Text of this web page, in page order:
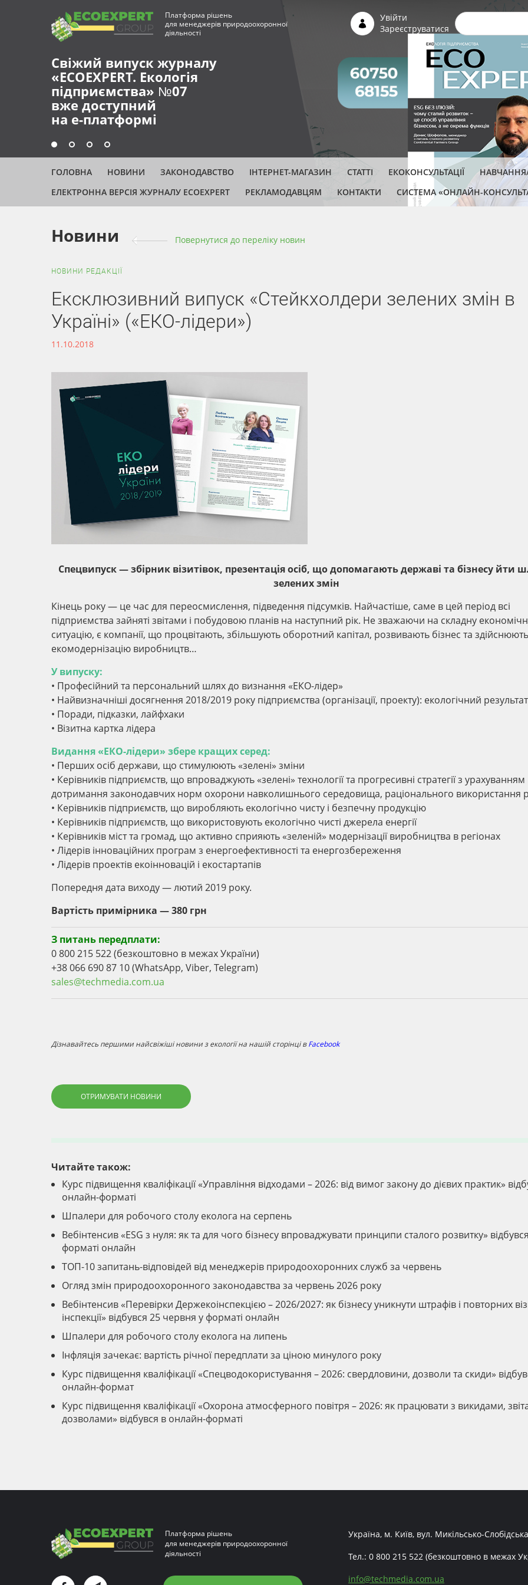
Свіжий випуск журналу
«ECOEXPERT. Екологія
підприємства» №07
вже доступний
на е-платформі
Платформа рішень
для менеджерів природоохоронної
діяльності
Увійти
Зареєструватися
ГОЛОВНА НОВИНИ ЗАКОНОДАВСТВО ІНТЕРНЕТ-МАГАЗИН СТАТТІ ЕКОКОНСУЛЬТАЦІЇ НАВЧАННЯ/
ЕЛЕКТРОННА ВЕРСІЯ ЖУРНАЛУ ECOEXPERT
РЕКЛАМОДАВЦЯМ КОНТАКТИ СИСТЕМА «ОНЛАЙН-
Новини Повернутися до переліку новин
НОВИНИ РЕДАКЦІЇ
Ексклюзивний випуск «Стейкхолдери зелених змін в
Україні» («ЕКО-лідери»)
11.10.2018
Спецвипуск — збірник візитівок, презентація осіб, що допомагають державі та бізнесу йти
зелених змін
Кінець року — це час для переосмислення, підведення підсумків. Найчастіше, саме в цей період всі
підприємства зайняті звітами і побудовою планів на наступний рік. Не зважаючи на складну
ситуацію, є компанії, що процвітають, збільшують оборотний капітал, розвивають бізнес та здійснюють
екомодернізацію виробництв…
У випуску:
• Професійний та персональний шлях до визнання «ЕКО-лідер»
• Найвизначніші досягнення 2018/2019 року підприємства (організації, проекту): екологічний результат
• Поради, підказки, лайфхаки
• Візитна картка лідера
Видання «ЕКО-лідери» збере кращих серед:
• Перших осіб держави, що стимулюють «зелені» зміни
• Керівників підприємств, що впроваджують «зелені» технології та прогресивні стратегії з урахуванням
дотримання законодавчих норм охорони навколишнього середовища, раціонального використання
• Керівників підприємств, що виробляють екологічно чисту і безпечну продукцію
• Керівників підприємств, що використовують екологічно чисті джерела енергії
• Керівників міст та громад, що активно сприяють «зеленій» модернізації виробництва в регіонах
• Лідерів інноваційних програм з енергоефективності та енергозбереження
• Лідерів проектів екоінновацій і екостартапів
Попередня дата виходу — лютий 2019 року.
Вартість примірника — 380 грн
З питань передплати:
0 800 215 522 (безкоштовно в межах України)
+38 066 690 87 10 (WhatsApp, Viber, Telegram)
sales@techmedia.com.ua
Дізнавайтесь першими найсвіжіші новини з екології на нашій сторінці вFacebook
ОТРИМУВАТИ НОВИНИ
Читайте також:
Курс підвищення кваліфікації «Управління відходами – 2026: від вимог закону до дієвих практик»
онлайн-форматі
Шпалери для робочого столу еколога на серпень
Вебінтенсив «ESG з нуля: як та для чого бізнесу впроваджувати принципи сталого розвитку» відбувся
форматі онлайн
ТОП-10 запитань-відповідей від менеджерів природоохоронних служб за червень
Огляд змін природоохоронного законодавства за червень 2026 року
Вебінтенсив «Перевірки Держекоінспекцією – 2026/2027: як бізнесу уникнути штрафів і повторних
інспекції» відбувся 25 червня у форматі онлайн
Шпалери для робочого столу еколога на липень
Інфляція зачекає: вартість річної передплати за ціною минулого року
Курс підвищення кваліфікації «Спецводокористування – 2026: свердловини, дозволи та скиди»
онлайн-формат
Курс підвищення кваліфікації «Охорона атмосферного повітря – 2026: як працювати з викидами,
дозволами» відбувся в онлайн-форматі
Платформа рішень
для менеджерів природоохоронної
діяльності
Україна, м. Київ, вул. Микільсько-
Тел.: 0 800 215 522 (безкоштовно в межах
info@techmedia.com.ua